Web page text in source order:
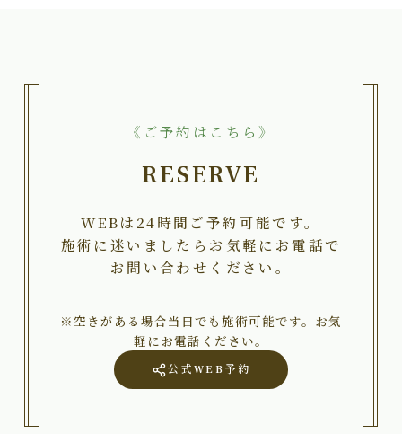
《ご予約はこちら》
RESERVE
WEBは24時間ご予約可能です。
施術に迷いましたらお気軽にお電話で
お問い合わせください。
※空きがある場合当日でも施術可能です。お気
軽にお電話ください。
公式WEB予約